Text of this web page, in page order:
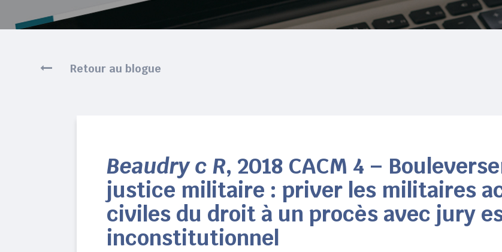
Retour au blogue
Beaudry c R, 2018 CACM 4 –
justice militaire : priver les militaires
civiles du droit à un procès avec jury
inconstitutionnel